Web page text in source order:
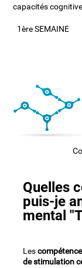
capacités
1ère SEMAINE
Quelles
puis-je
mental
Les
de stimulation